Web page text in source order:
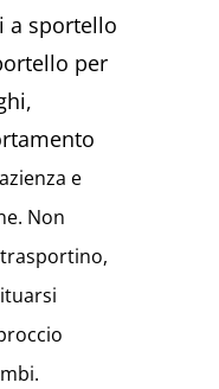
a sportello
per
e
Non